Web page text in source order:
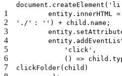
1
2
3
4
5
6
7
document.createElement(
entity.innerHTML
'./'
: '' ) + child.name;
'click' ,
() => child.type
clickFolder(child)